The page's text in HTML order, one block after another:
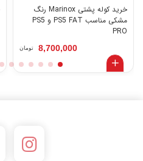
خرید کوله پشتی Marinox رنگ
مشکی مناسب PS5 FAT و PS5
PRO
8,700,000 تومان